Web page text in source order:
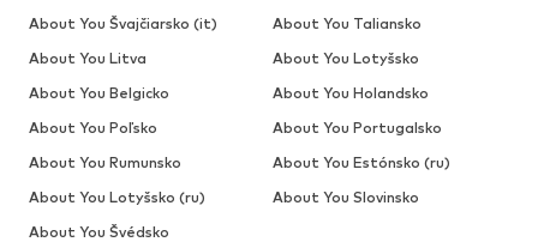
About You Švajčiarsko (it)
About You Taliansko
About You Litva
About You Lotyšsko
About You Belgicko
About You Holandsko
About You Poľsko
About You Portugalsko
About You Rumunsko
About You Estónsko (ru)
About You Lotyšsko (ru)
About You Slovinsko
About You Švédsko